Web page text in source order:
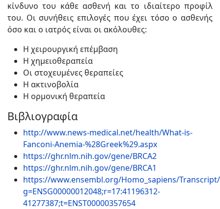
κίνδυνο του κάθε ασθενή και το ιδιαίτερο προφίλ
του. Οι συνήθεις επιλογές που έχει τόσο ο ασθενής
όσο και ο ιατρός είναι οι ακόλουθες:
Η χειρουργική επέμβαση
Η χημειοθεραπεία
Οι στοχευμένες θεραπείες
Η ακτινοβολία
Η ορμονική θεραπεία
Βιβλιογραφία
http://www.news-medical.net/health/What-is-
Fanconi-Anemia-%28Greek%29.aspx
https://ghr.nlm.nih.gov/gene/BRCA2
https://ghr.nlm.nih.gov/gene/BRCA1
https://www.ensembl.org/Homo_sapiens/
g=ENSG00000012048;r=17:41196312-
41277387;t=ENST00000357654